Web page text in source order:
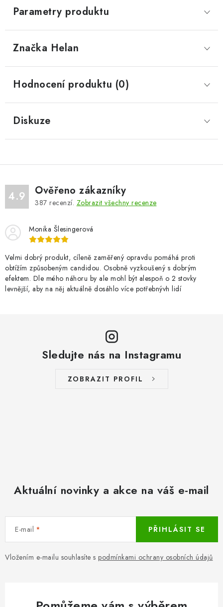
Parametry produktu
Značka Helan
Hodnocení produktu (0)
Diskuze
4.9 Ověřeno zákazníky
387 recenzí. Zobrazit všechny recenze
Monika Šlesingerová
Velmi dobrý produkt, cíleně zaměřený opravdu pomáhá proti
obtížím způsobeným candidou. Osobně vyzkoušený s dobrým
efektem. Dle mého náhoru by ale mohl být alespoň o 2 stovky
levnější, aby na něj aktuálně dosáhlo více potřebnývh lidí
Sledujte nás na Instagramu
ZOBRAZIT PROFIL
Aktuální novinky a akce na váš e-mail
E-mail
Vložením e-mailu souhlasíte s podmínkami ochrany osobních údajů
PŘIHLÁSIT SE